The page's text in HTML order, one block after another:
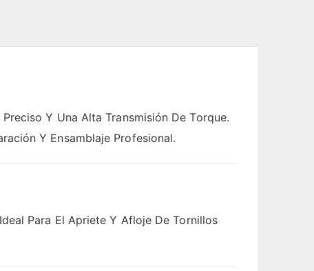
Y Una Alta Transmisión De Torque.
Y Ensamblaje Profesional.
Para El Apriete Y Afloje De Tornillos